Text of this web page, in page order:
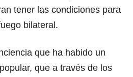
tener las condiciones para
bilateral.
que ha habido un
que a través de los